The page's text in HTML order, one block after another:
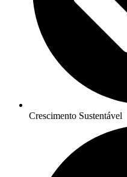
Crescimento Sustentável